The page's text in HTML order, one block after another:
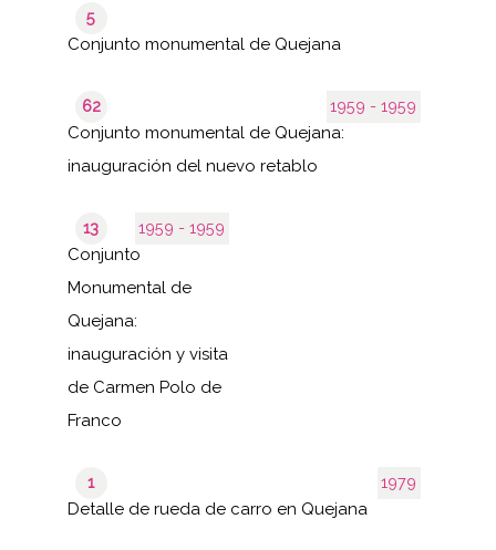
5
Conjunto monumental de Quejana
1959 - 1959
62
Conjunto monumental de Quejana:
inauguración del nuevo retablo
1959 - 1959
13
Conjunto
Monumental de
Quejana:
inauguración y visita
de Carmen Polo de
Franco
1979
1
Detalle de rueda de carro en Quejana